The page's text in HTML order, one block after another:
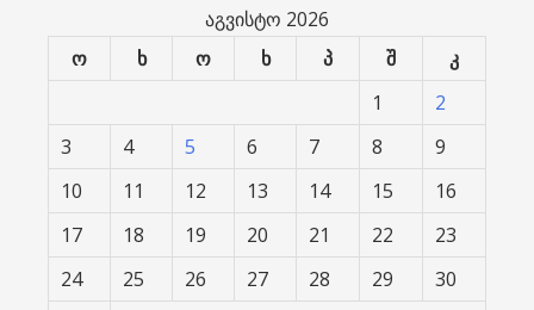
აგვისტო 2026
ო
ხ ო ხ პ შ
კ
1
2
3
4 5 6 7 8
9
10
11 12 13 14 15
16
17
18 19 20 21 22
23
24
25 26 27 28 29
30